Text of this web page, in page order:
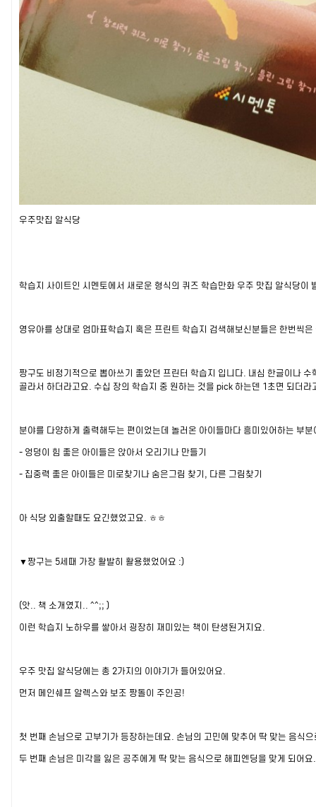
우주맛집 알식당
학습지 사이트인 시멘토에서 새로운 형식의 퀴즈 학습만화 우주 맛집 알식당이
영유아를 상대로 엄마표학습지 혹은 프린트 학습지 검색해보신분들은 한번씩
짱구도 비정기적으로 뽑아쓰기 좋았던 프린터 학습지 입니다. 내심 한글이나
골라서 하더라고요. 수십 장의 학습지 중 원하는 것을 pick 하는덴 1초면 되더라
분야를 다양하게 출력해두는 편이었는데 놀러온 아이들마다 흥미있어하는 부
- 엉덩이 힘 좋은 아이들은 앉아서 오리기나 만들기
- 집중력 좋은 아이들은 미로찾기나 숨은그림 찾기, 다른 그림찾기
아 식당 외출할때도 요긴했었고요. ㅎㅎ
▼짱구는 5세때 가장 활발히 활용했었어요 :)
(앗.. 책 소개였지.. ^^;; )
이런 학습지 노하우를 쌓아서 굉장히 재미있는 책이 탄생된거지요.
우주 맛집 알식당에는 총 2가지의 이야기가 들어있어요.
먼저 메인쉐프 알렉스와 보조 짱돌이 주인공!
첫 번째 손님으로 고부기가 등장하는데요. 손님의 고민에 맞추어 딱 맞는 음식
두 번째 손님은 미각을 잃은 공주에게 딱 맞는 음식으로 해피엔딩을 맞게 되어요.